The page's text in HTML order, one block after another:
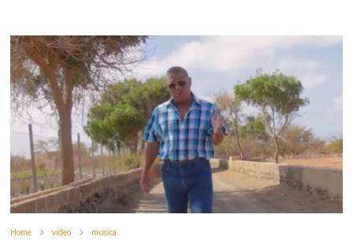
Home video musica